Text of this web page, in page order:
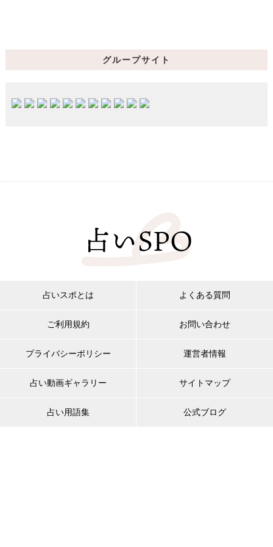
グループサイト
占いスポとは
ご利用規約
プライバシーポリシー
占い動画ギャラリー
占い用語集
よくある質問
お問い合わせ
運営者情報
サイトマップ
公式ブログ